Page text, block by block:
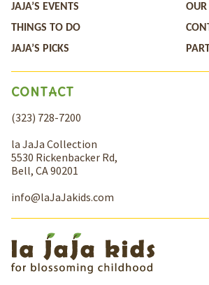
OUR
JAJA’S EVENTS
THINGS TO DO
JAJA’S PICKS
CONTACT
(323) 728-7200
la JaJa Collection
5530 Rickenbacker Rd,
Bell, CA 90201
info@laJaJakids.com